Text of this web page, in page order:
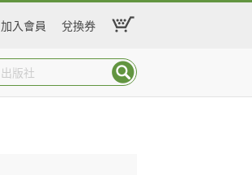
加入會員 兌換券